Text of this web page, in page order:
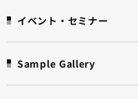
イベント・セミナー
Sample Gallery